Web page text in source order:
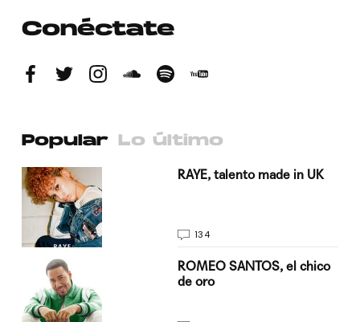
Conéctate
Popular Lo último
RAYE, talento made in UK
134
ROMEO SANTOS, el chico
de oro